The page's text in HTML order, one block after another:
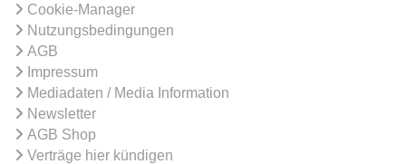
Cookie-Manager
Nutzungsbedingungen
AGB
Impressum
Mediadaten / Media Information
Newsletter
AGB Shop
Verträge hier kündigen